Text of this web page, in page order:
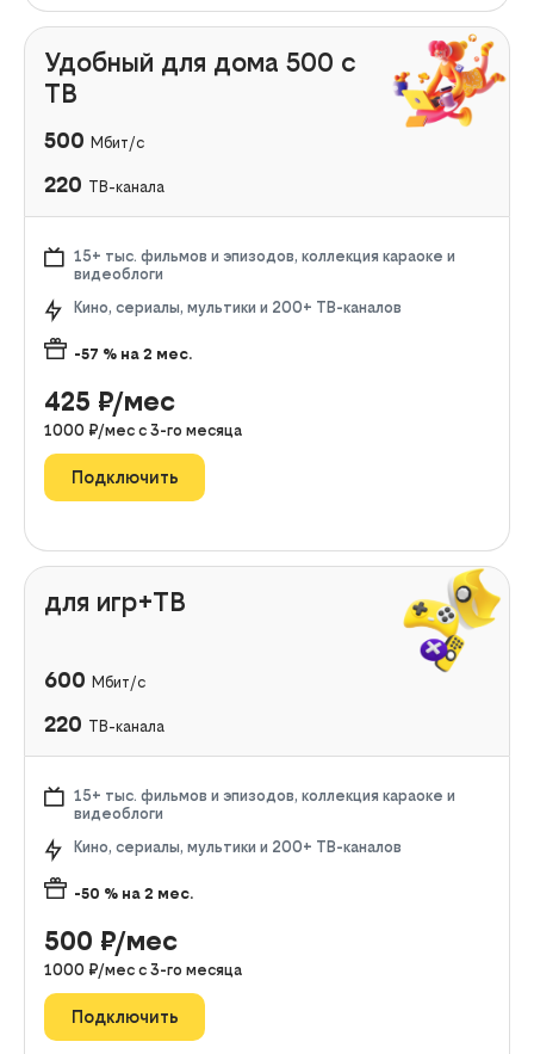
Удобный для дома 500 с
ТВ
500 Мбит/с
220 ТВ-канала
15+ тыс. фильмов и эпизодов, коллекция караоке и
видеоблоги
Кино, сериалы, мультики и 200+ ТВ-каналов
-57 % на 2 мес.
425 ₽/мес
1000 ₽/мес с 3-го месяца
Подключить
для игр+ТВ
600 Мбит/с
220 ТВ-канала
15+ тыс. фильмов и эпизодов, коллекция караоке и
видеоблоги
Кино, сериалы, мультики и 200+ ТВ-каналов
-50 % на 2 мес.
500 ₽/мес
1000 ₽/мес с 3-го месяца
Подключить